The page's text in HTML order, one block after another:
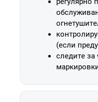
(если
следите